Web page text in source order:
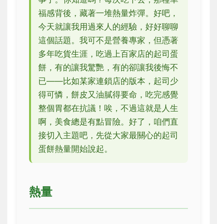
福感背後，藏著一堆熱量炸彈。好吧，
今天就讓我用過來人的經驗，好好聊聊
這個話題。我可不是營養專家，但憑著
多年吃貨生涯，吃過上百家店的起司蛋
餅，有的讓我驚艷，有的卻讓我後悔不
已——比如某家連鎖店的版本，起司少
得可憐，餅皮又油膩得要命，吃完感覺
整個胃都在抗議！唉，不過這就是人生
啊，美食總是有點冒險。好了，咱們直
接切入主題吧，先從大家最關心的起司
蛋餅熱量開始說起。
熱量